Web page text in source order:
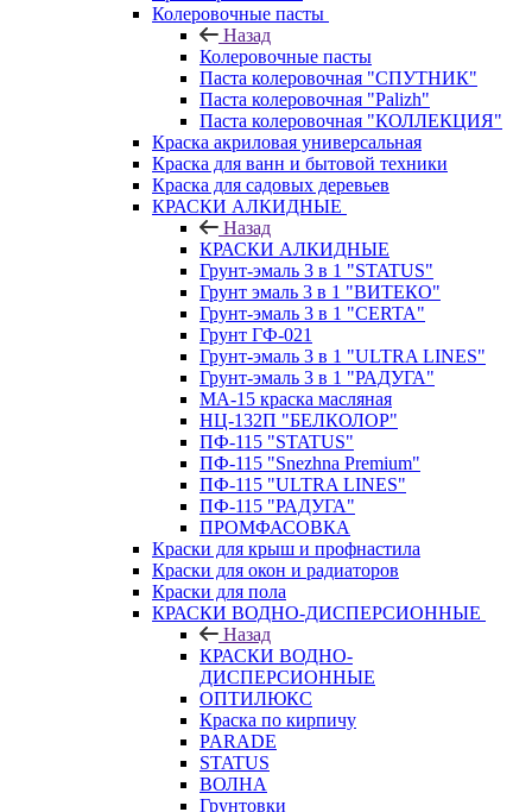
Колеровочные пасты
Назад
Колеровочные пасты
Паста колеровочная "СПУТНИК"
Паста колеровочная "Palizh"
Паста колеровочная "КОЛЛЕКЦИЯ"
Краска акриловая универсальная
Краска для ванн и бытовой техники
Краска для садовых деревьев
КРАСКИ АЛКИДНЫЕ
Назад
КРАСКИ АЛКИДНЫЕ
Грунт-эмаль 3 в 1 "STATUS"
Грунт эмаль 3 в 1 "ВИТЕКО"
Грунт-эмаль 3 в 1 "CERTA"
Грунт ГФ-021
Грунт-эмаль 3 в 1 "ULTRA LINES"
Грунт-эмаль 3 в 1 "РАДУГА"
МА-15 краска масляная
НЦ-132П "БЕЛКОЛОР"
ПФ-115 "STATUS"
ПФ-115 "Snezhna Premium"
ПФ-115 "ULTRA LINES"
ПФ-115 "РАДУГА"
ПРОМФАСОВКА
Краски для крыш и профнастила
Краски для окон и радиаторов
Краски для пола
КРАСКИ ВОДНО-ДИСПЕРСИОННЫЕ
Назад
КРАСКИ ВОДНО-
ДИСПЕРСИОННЫЕ
ОПТИЛЮКС
Краска по кирпичу
PARADE
STATUS
ВОЛНА
Грунтовки